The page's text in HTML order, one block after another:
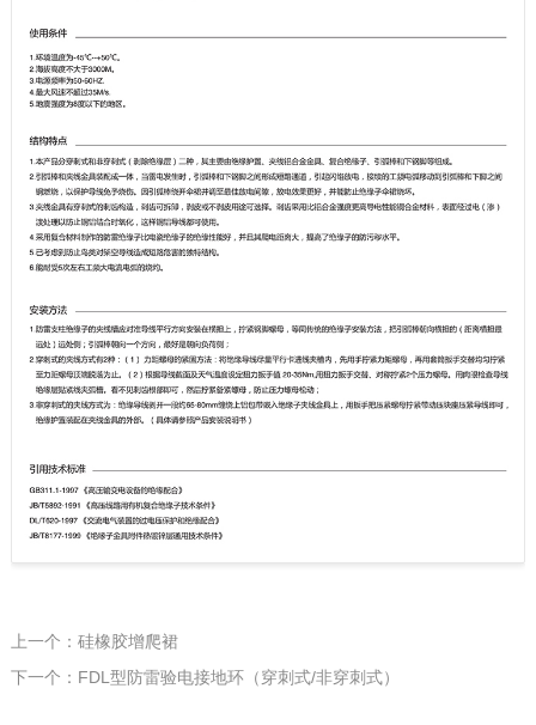
上一个：硅橡胶增爬裙
下一个：FDL型防雷验电接地环（穿刺式/非穿刺式）